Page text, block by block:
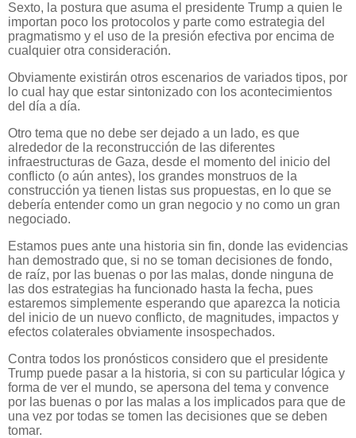
Sexto, la postura que asuma el presidente Trump a quien le
importan poco los protocolos y parte como estrategia del
pragmatismo y el uso de la presión efectiva por encima de
cualquier otra consideración.
Obviamente existirán otros escenarios de variados tipos, por
lo cual hay que estar sintonizado con los acontecimientos
del día a día.
Otro tema que no debe ser dejado a un lado, es que
alrededor de la reconstrucción de las diferentes
infraestructuras de Gaza, desde el momento del inicio del
conflicto (o aún antes), los grandes monstruos de la
construcción ya tienen listas sus propuestas, en lo que se
debería entender como un gran negocio y no como un gran
negociado.
Estamos pues ante una historia sin fin, donde las evidencias
han demostrado que, si no se toman decisiones de fondo,
de raíz, por las buenas o por las malas, donde ninguna de
las dos estrategias ha funcionado hasta la fecha, pues
estaremos simplemente esperando que aparezca la noticia
del inicio de un nuevo conflicto, de magnitudes, impactos y
efectos colaterales obviamente insospechados.
Contra todos los pronósticos considero que el presidente
Trump puede pasar a la historia, si con su particular lógica y
forma de ver el mundo, se apersona del tema y convence
por las buenas o por las malas a los implicados para que de
una vez por todas se tomen las decisiones que se deben
tomar.